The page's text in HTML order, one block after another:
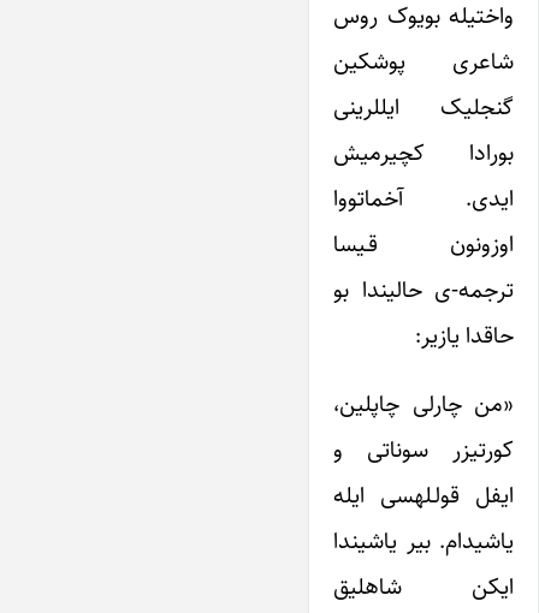
واختیله بویوک روس
شاعری پوشکین
گنج‎لیک ایل‎لرینی
بورادا کچیرمیش
ایدی. آخماتووا
اوزونون قـیسا
ترجمه‎-ی حالیندا بو
حاقدا یازیر:
«من چارلی چاپلین،
کورتیزر سوناتی و
ایفل قولـله‎سی ایله
یاشیدام. بیر یاشیندا
ایکن شاهلیق